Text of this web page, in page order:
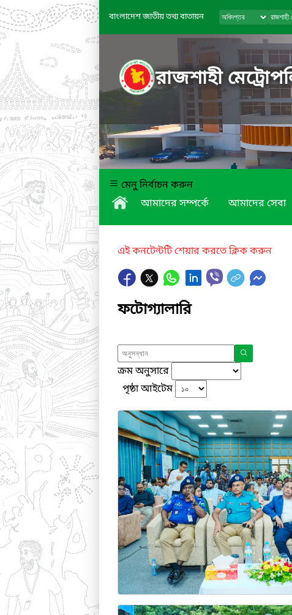
বাংলাদেশ জাতীয় তথ্য বাতায়ন
রাজশাহী
মেনু নির্বাচন করুন
আমাদের সম্পর্কে
আমাদের সেবা
এই কনটেন্টটি শেয়ার করতে ক্লিক করুন
ফটোগ্যালারি
ক্রম অনুসারে
পৃষ্ঠা আইটেম